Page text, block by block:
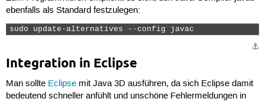
ebenfalls als Standard festzulegen:
sudo update-alternatives --config javac
⚓︎
Integration in Eclipse
Man sollte Eclipsemit Java 3D ausführen, da sich Eclipse damit
bedeutend schneller anfühlt und unschöne Fehlermeldungen in